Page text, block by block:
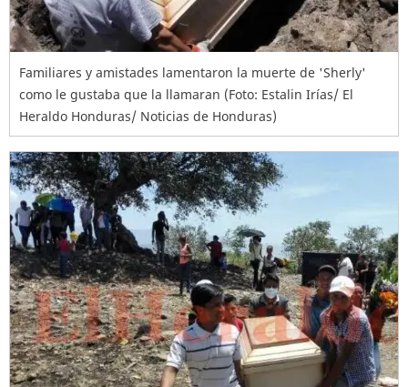
Familiares y amistades lamentaron la muerte de 'Sherly'
como le gustaba que la llamaran (Foto: Estalin Irías/ El
Heraldo Honduras/ Noticias de Honduras)